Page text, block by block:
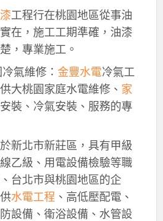
工程行在桃園地區從事油
在，施工工期準確，油漆
，專業施工。
氣維修： 金豐水電冷氣工
大桃園家庭水電維修、 家
裝、冷氣安裝、服務的專
新北市新莊區，具有甲級
乙級、用電設備檢驗等職
台北市與桃園地區的企
水電工程 、高低壓配電、
設備、衛浴設備、水管設